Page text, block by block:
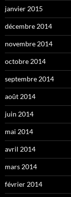
janvier 2015
décembre 2014
novembre 2014
octobre 2014
septembre 2014
août 2014
juin 2014
mai 2014
avril 2014
mars 2014
février 2014